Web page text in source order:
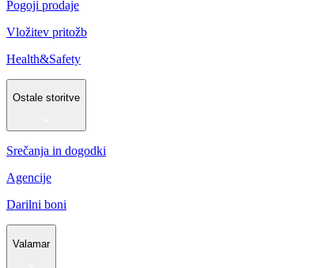
Pogoji prodaje
Vložitev pritožb
Health&Safety
Ostale storitve
Srečanja in dogodki
Agencije
Darilni boni
Valamar